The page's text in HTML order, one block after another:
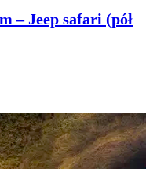
– Jeep safari (pół